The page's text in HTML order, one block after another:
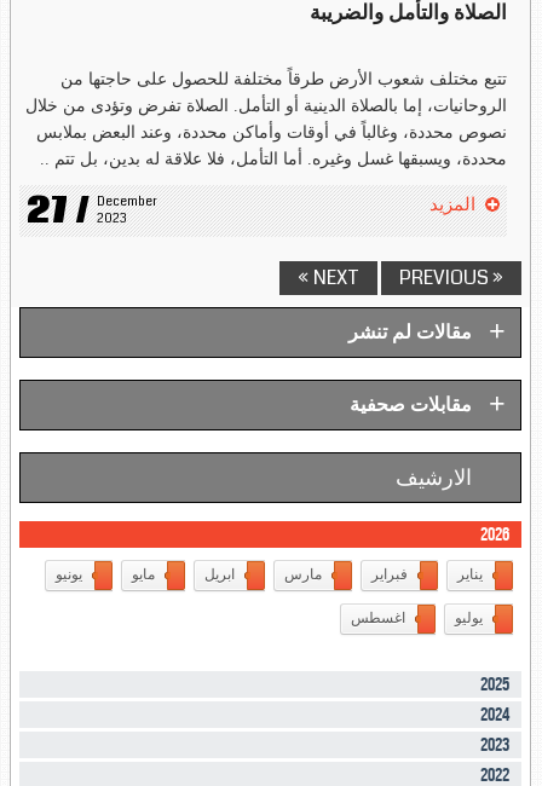
الصلاة والتأمل والضريبة
تتبع مختلف شعوب الأرض طرقاً مختلفة للحصول على حاجتها من
الروحانيات، إما بالصلاة الدينية أو التأمل. الصلاة تفرض وتؤدى من خلال
نصوص محددة، وغالباً في أوقات وأماكن محددة، وعند البعض بملابس
محددة، ويسبقها غسل وغيره. أما التأمل، فلا علاقة له بدين، بل تتم ..
27 / December
2023
المزيد
« PREVIOUS
NEXT »
مقالات لم تنشر +
مقابلات صحفية +
الارشيف
2026
يناير فبراير مارس ابريل مايو يونيو
يوليو اغسطس
2025
2024
2023
2022